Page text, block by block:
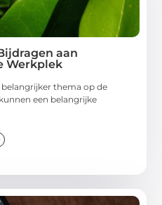
aan
Werkplek
thema op de
een belangrijke